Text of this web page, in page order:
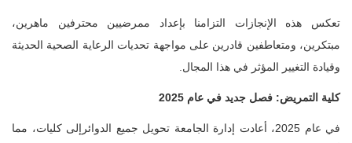
تعكس هذه الإنجازات التزامنا بإعداد ممرضيين محترفين ماهرين،
مبتكرين، ومتعاطفين قادرين على مواجهة تحديات الرعاية الصحية الحديثة
وقيادة التغيير المؤثر في هذا المجال.
كلية التمريض: فصل جديد في عام 2025
في عام 2025، أعادت إدارة الجامعة تحويل جميع الدوائرإلى كليات، مما